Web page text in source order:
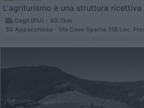
L'agriturismo è una struttura ricettiva
Cagli (PU) - 40.7km
SS Appecchiese - Via Case Sparse 118 Loc.